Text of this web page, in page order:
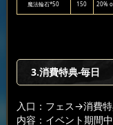
魔法輪石*50 150 20%
3.消費特典-毎日
入口：フェス→消費
内容：イベント期間